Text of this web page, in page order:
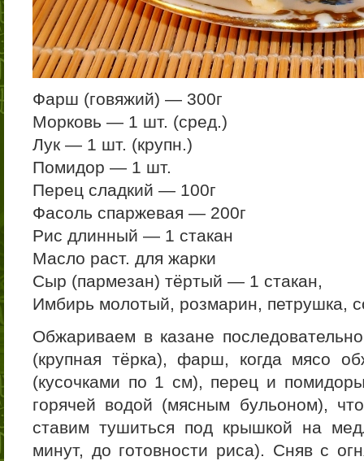
Фарш (говяжий) — 300г
Морковь — 1 шт. (сред.)
Лук — 1 шт. (крупн.)
Помидор — 1 шт.
Перец сладкий — 100г
Фасоль спаржевая — 200г
Рис длинный — 1 стакан
Масло раст. для жарки
Сыр (пармезан) тёртый — 1 стакан,
Имбирь молотый, розмарин, петрушка,
Обжариваем в казане
(крупная тёрка), фарш, когда мясо
(кусочками по 1 см), перец и
горячей водой (мясным бульоном),
ставим тушиться под крышкой на
минут, до готовности риса). Сняв с